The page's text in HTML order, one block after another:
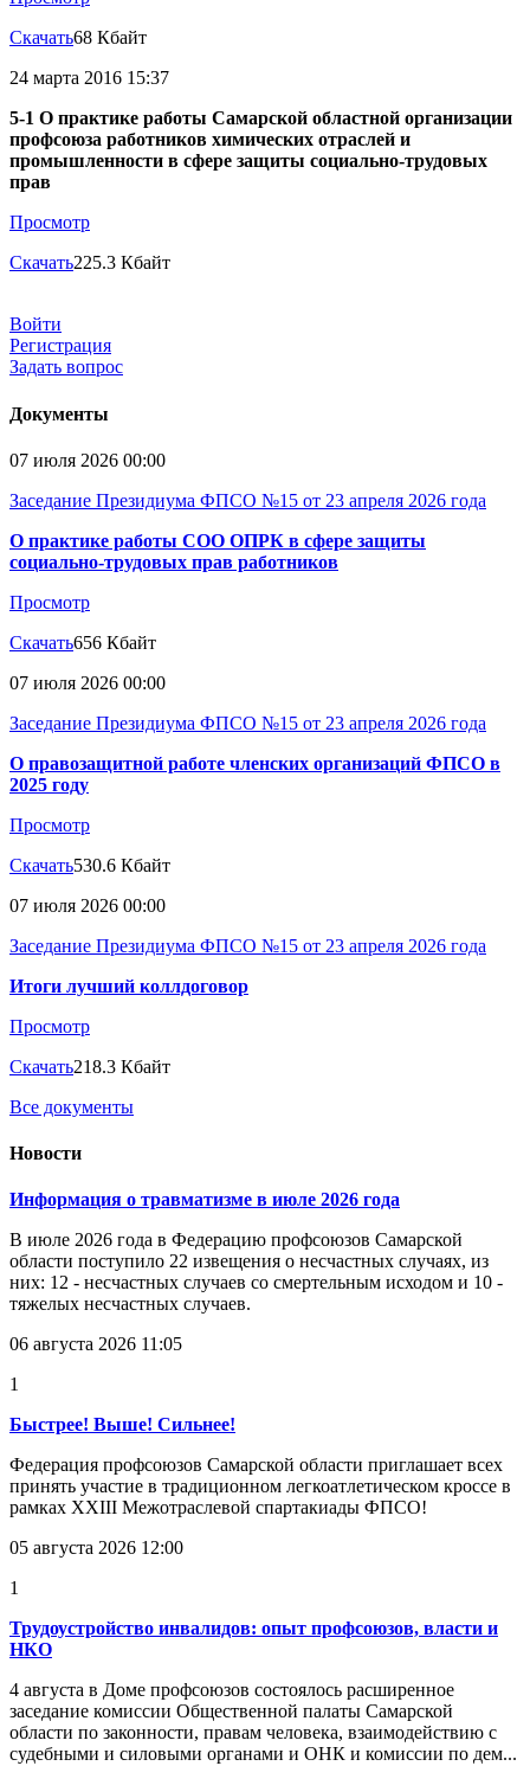
Скачать68 Кбайт
24 марта 2016 15:37
5-1 О практике работы Самарской областной организации
профсоюза работников химических отраслей и
промышленности в сфере защиты социально-трудовых
прав
Просмотр
Скачать225.3 Кбайт
Войти
Регистрация
Задать вопрос
Документы
07 июля 2026 00:00
Заседание Президиума ФПСО №15 от 23 апреля 2026 года
О практике работы СОО ОПРК в сфере защиты
социально-трудовых прав работников
Просмотр
Скачать656 Кбайт
07 июля 2026 00:00
Заседание Президиума ФПСО №15 от 23 апреля 2026 года
О правозащитной работе членских организаций ФПСО в
2025 году
Просмотр
Скачать530.6 Кбайт
07 июля 2026 00:00
Заседание Президиума ФПСО №15 от 23 апреля 2026 года
Итоги лучший коллдоговор
Просмотр
Скачать218.3 Кбайт
Все документы
Новости
Информация о травматизме в июле 2026 года
В июле 2026 года в Федерацию профсоюзов Самарской
области поступило 22 извещения о несчастных случаях, из
них: 12 - несчастных случаев со смертельным исходом и 10 -
тяжелых несчастных случаев.
06 августа 2026 11:05
1
Быстрее! Выше! Сильнее!
Федерация профсоюзов Самарской области приглашает всех
принять участие в традиционном легкоатлетическом кроссе в
рамках XXIII Межотраслевой спартакиады ФПСО!
05 августа 2026 12:00
1
Трудоустройство инвалидов: опыт профсоюзов, власти и
НКО
4 августа в Доме профсоюзов состоялось расширенное
заседание комиссии Общественной палаты Самарской
области по законности, правам человека, взаимодействию с
судебными и силовыми органами и ОНК и комиссии по дем...